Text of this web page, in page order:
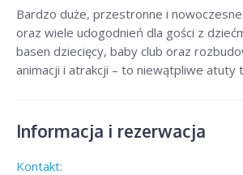
Bardzo duże, przestronne i
oraz wiele udogodnień dla gości z
basen dziecięcy, baby club oraz
animacji i atrakcji – to niewątpliwe atuty
Informacja i rezerwacja
Kontakt: